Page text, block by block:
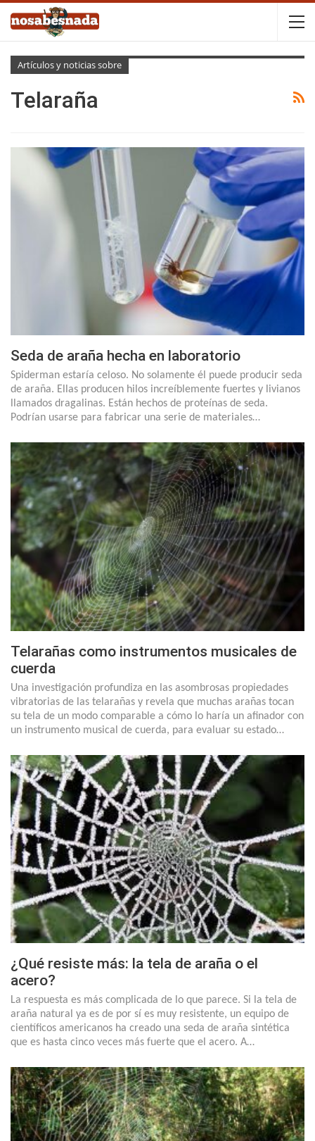
Artículos y noticias sobre
Telaraña
Seda de araña hecha en laboratorio
Spiderman estaría celoso. No solamente él puede producir seda
de araña. Ellas producen hilos increíblemente fuertes y livianos
llamados dragalinas. Están hechos de proteínas de seda.
Podrían usarse para fabricar una serie de materiales…
Telarañas como instrumentos musicales de
cuerda
Una investigación profundiza en las asombrosas propiedades
vibratorias de las telarañas y revela que muchas arañas tocan
su tela de un modo comparable a cómo lo haría un afinador con
un instrumento musical de cuerda, para evaluar su estado…
¿Qué resiste más: la tela de araña o el
acero?
La respuesta es más complicada de lo que parece. Si la tela de
araña natural ya es de por sí es muy resistente, un equipo de
científicos americanos ha creado una seda de araña sintética
que es hasta cinco veces más fuerte que el acero. A…